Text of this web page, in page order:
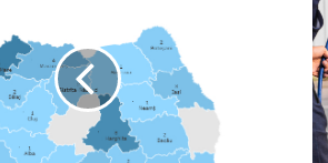
de
fi
în